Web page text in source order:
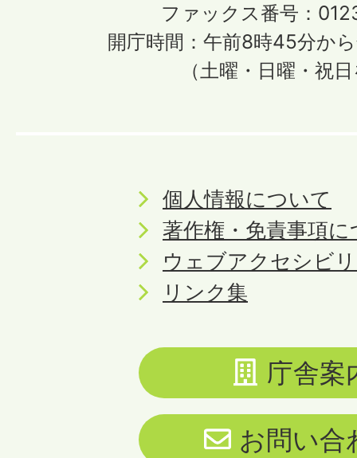
ファックス番号：
開庁時間：午前8時45分か
（土曜・日曜・祝
個人情報について
著作権・免責事項
ウェブアクセシビ
リンク集
庁舎案
お問い合